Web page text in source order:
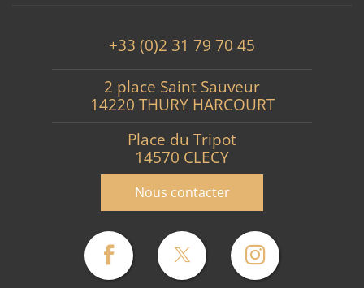
+33 (0)2 31 79 70 45
2 place Saint Sauveur
14220 THURY HARCOURT
Place du Tripot
14570 CLECY
Nous contacter